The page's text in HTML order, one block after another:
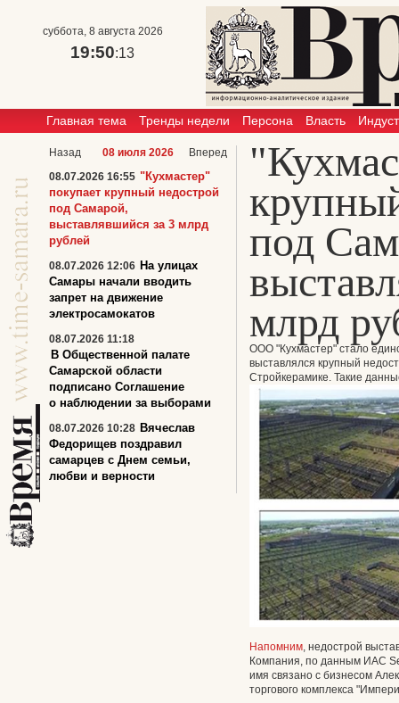
суббота, 8 августа 2026
19:50:14
Главная тема Тренды недели Персона Власть
под
млрд
ООО "Кухмастер" стало
выставлялся крупный
Стройкерамике. Такие
Напомним , недострой
Компания, по данным ИАС
имя связано с бизнесом
торгового комплекса
Назад 08 июля 2026
Вперед
08.07.2026 16:55 "Кухмастер"
покупает крупный недострой
под Самарой,
выставлявшийся за 3 млрд
рублей
08.07.2026 12:06 На улицах
Самары начали вводить
запрет на движение
электросамокатов
08.07.2026 11:18
В Общественной палате
Самарской области
подписано Соглашение
о наблюдении за выборами
08.07.2026 10:28 Вячеслав
Федорищев поздравил
самарцев с Днем семьи,
любви и верности